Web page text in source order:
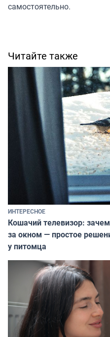
самостоятельно.
Читайте также
ИНТЕРЕСНОЕ
Кошачий телевизор:
за окном — простое
у питомца